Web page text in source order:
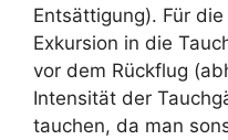
Entsättigung). Für
Exkursion in die
vor dem Rückflug
Intensität der
tauchen, da man